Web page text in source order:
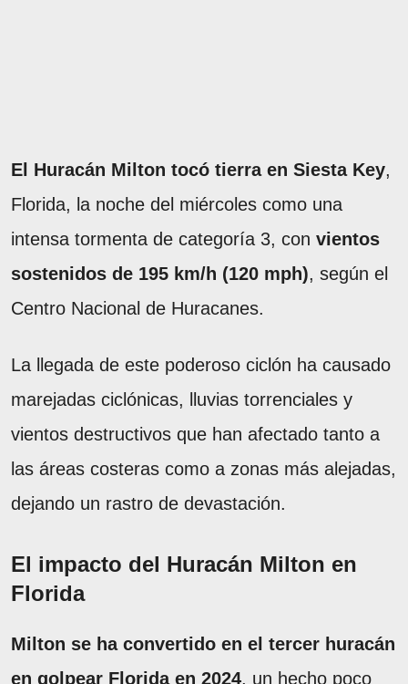
El Huracán Milton tocó tierra en Siesta Key,
Florida, la noche del miércoles como una
intensa tormenta de categoría 3, con vientos
sostenidos de 195 km/h (120 mph), según el
Centro Nacional de Huracanes.
La llegada de este poderoso ciclón ha causado
marejadas ciclónicas, lluvias torrenciales y
vientos destructivos que han afectado tanto a
las áreas costeras como a zonas más alejadas,
dejando un rastro de devastación.
El impacto del Huracán Milton en
Florida
Milton se ha convertido en el tercer huracán
en golpear Florida en 2024, un hecho poco